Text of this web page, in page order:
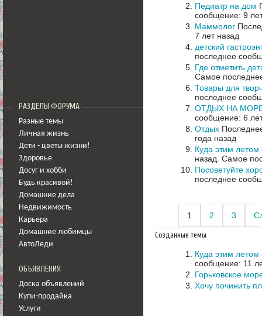
РАЗДЕЛЫ ФОРУМА
Разные темы
Личная жизнь
Дети - цветы жизни!
Здоровье
Досуг и хобби
Будь красивой!
Домашние дела
Недвижимость
Карьера
Домашние любимцы
АвтоЛеди
ОБЪЯВЛЕНИЯ
Доска объявлений
Купи-продайка
Услуги
Педиатр на дом
сообщение: 9
Маммолог
7 лет назад
детский
последнее
Где отметить
Самое
Товары для
последнее
ОТДЫХ НА
сообщение: 6
Отдых
года назад
Куда этим летом
назад. Самое
Посоветуйте
последнее
1 2 3
Созданные темы
Куда этим летом
сообщение: 11
Горьковское
Хочу починить